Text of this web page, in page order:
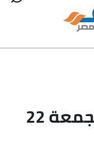
أسعار الأسماك اليوم الجمعة 22